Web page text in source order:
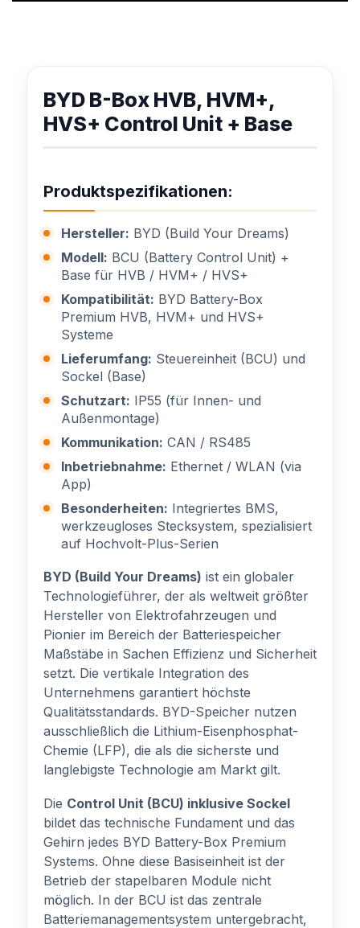
BYD B-Box HVB, HVM+,
HVS+ Control Unit + Base
Produktspezifikationen:
Hersteller: BYD (Build Your Dreams)
Modell: BCU (Battery Control Unit) +
Base für HVB / HVM+ / HVS+
Kompatibilität: BYD Battery-Box
Premium HVB, HVM+ und HVS+
Systeme
Lieferumfang: Steuereinheit (BCU) und
Sockel (Base)
Schutzart: IP55 (für Innen- und
Außenmontage)
Kommunikation: CAN / RS485
Inbetriebnahme: Ethernet / WLAN (via
App)
Besonderheiten: Integriertes BMS,
werkzeugloses Stecksystem, spezialisiert
auf Hochvolt-Plus-Serien
BYD (Build Your Dreams) ist ein globaler
Technologieführer, der als weltweit größter
Hersteller von Elektrofahrzeugen und
Pionier im Bereich der Batteriespeicher
Maßstäbe in Sachen Effizienz und Sicherheit
setzt. Die vertikale Integration des
Unternehmens garantiert höchste
Qualitätsstandards. BYD-Speicher nutzen
ausschließlich die Lithium-Eisenphosphat-
Chemie (LFP), die als die sicherste und
langlebigste Technologie am Markt gilt.
Die Control Unit (BCU) inklusive Sockel
bildet das technische Fundament und das
Gehirn jedes BYD Battery-Box Premium
Systems. Ohne diese Basiseinheit ist der
Betrieb der stapelbaren Module nicht
möglich. In der BCU ist das zentrale
Batteriemanagementsystem untergebracht,